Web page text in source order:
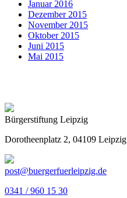
Januar 2016
Dezember 2015
November 2015
Oktober 2015
Juni 2015
Mai 2015
Bürgerstiftung Leipzig
Dorotheenplatz 2, 04109 Leipzig
post@buergerfuerleipzig.de
0341 / 960 15 30